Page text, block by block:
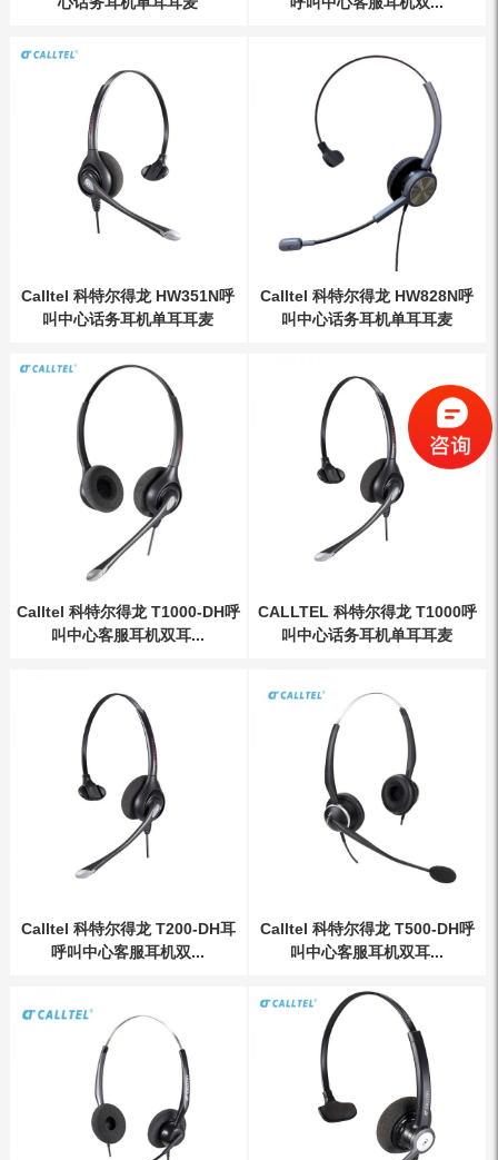
Calltel 科特尔得龙 HW351N呼
叫中心话务耳机单耳耳麦
Calltel 科特尔得龙 HW828N呼
叫中心话务耳机单耳耳麦
Calltel 科特尔得龙 T1000-DH呼
叫中心客服耳机双耳...
CALLTEL 科特尔得龙 T1000呼
叫中心话务耳机单耳耳麦
Calltel 科特尔得龙 T200-DH耳
呼叫中心客服耳机双...
Calltel 科特尔得龙 T500-DH呼
叫中心客服耳机双耳...